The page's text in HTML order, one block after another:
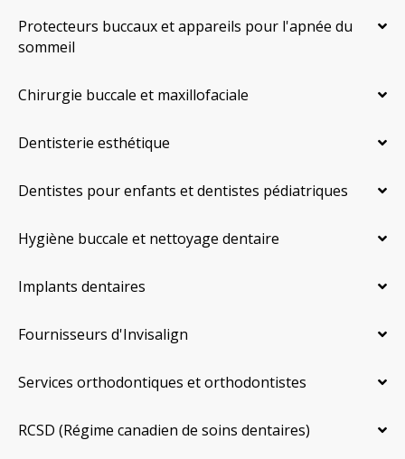
Protecteurs buccaux et appareils pour l'apnée du
sommeil
Chirurgie buccale et maxillofaciale
Dentisterie esthétique
Dentistes pour enfants et dentistes pédiatriques
Hygiène buccale et nettoyage dentaire
Implants dentaires
Fournisseurs d'Invisalign
Services orthodontiques et orthodontistes
RCSD (Régime canadien de soins dentaires)